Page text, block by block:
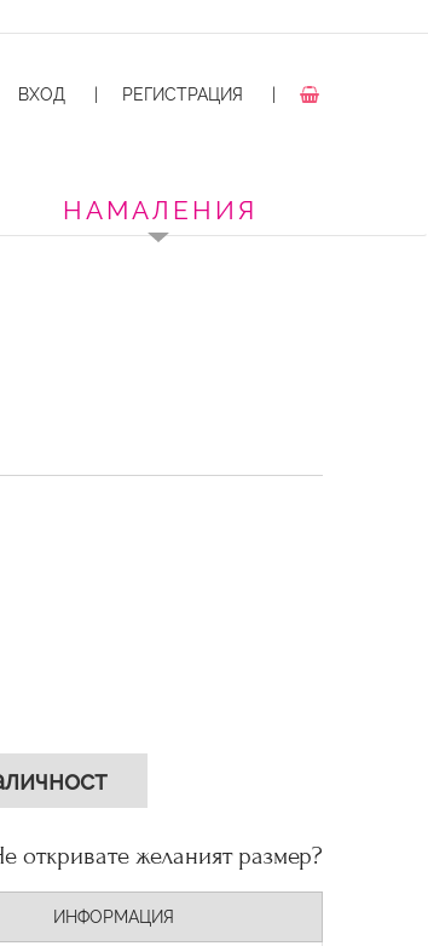
ВХОД РЕГИСТРАЦИЯ
НАМАЛЕНИЯ
откривате желаният размер?
ИНФОРМАЦИЯ